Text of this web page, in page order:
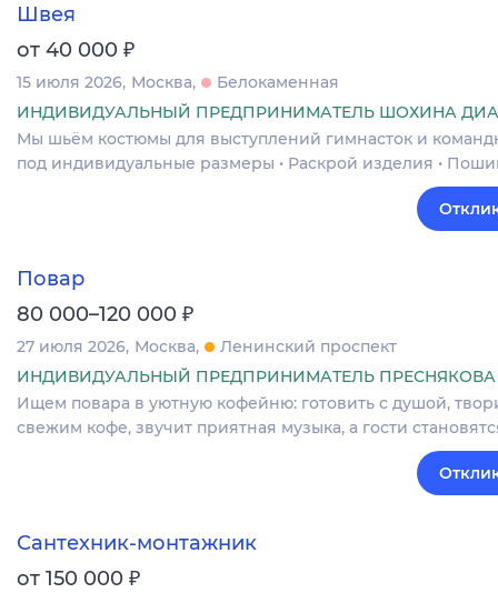
Швея
от 40 000 ₽
15 июля 2026 Москва
Белокаменная
ИНДИВИДУАЛЬНЫЙ ПРЕДПРИНИМАТЕЛЬ ШОХИНА
Мы шьём костюмы для выступлений гимнасток и
под индивидуальные размеры • Раскрой изделия •
Повар
80 000–120 000 ₽
27 июля 2026 Москва
Ленинский проспект
ИНДИВИДУАЛЬНЫЙ ПРЕДПРИНИМАТЕЛЬ
Ищем повара в уютную кофейню: готовить с душой,
свежим кофе, звучит приятная музыка, а гости
Сантехник-монтажник
от 150 000 ₽